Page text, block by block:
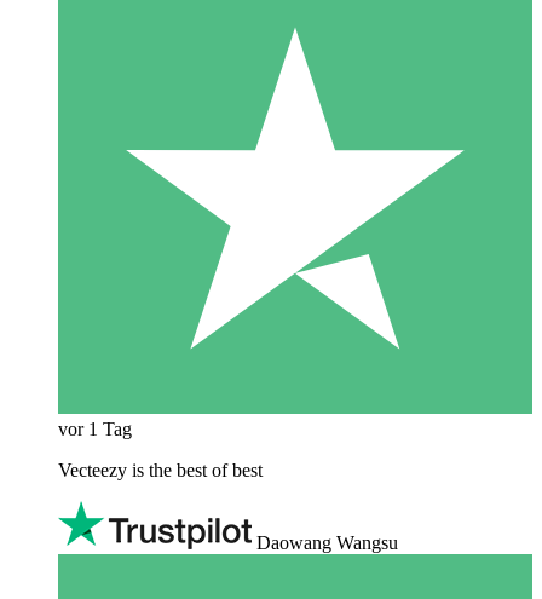
vor 1 Tag
Vecteezy is the best of best
Daowang Wangsu